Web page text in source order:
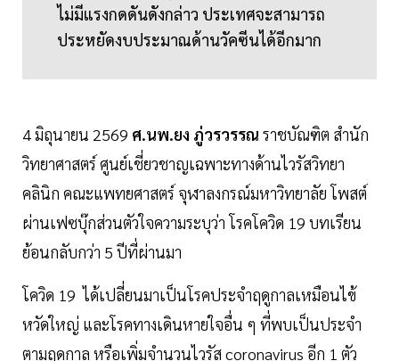
ไม่มีแรงกดดันดังกล่าว ประเทศจะสามารถ
ประหยัดงบประมาณด้านวัคซีนได้อีกมาก
4 มิถุนายน 2569 ศ.นพ.ยง ภู่วรวรรณ ราชบัณฑิต สำนัก
วิทยาศาสตร์ ศูนย์เชี่ยวชาญเฉพาะทางด้านไวรัสวิทยา
คลินิก คณะแพทยศาสตร์ จุฬาลงกรณ์มหาวิทยาลัย โพสต์
ผ่านเฟซบุ๊กส่วนตัวใจความระบุว่า โรคโควิด 19 บทเรียน
ย้อนกลับกว่า 5 ปีที่ผ่านมา
โควิด 19 ได้เปลี่ยนมาเป็นโรคประจำฤดูกาลเหมือนไข้
หวัดใหญ่ และโรคทางเดินหายใจอื่น ๆ ที่พบเป็นประจำ
ตามฤดูกาล หรือเพิ่มจำนวนไวรัส coronavirus อีก 1 ตัว